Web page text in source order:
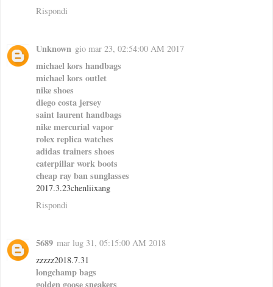
Rispondi
Unknown gio mar 23, 02:54:00 AM 2017
michael kors handbags
michael kors outlet
nike shoes
diego costa jersey
saint laurent handbags
nike mercurial vapor
rolex replica watches
adidas trainers shoes
caterpillar work boots
cheap ray ban sunglasses
2017.3.23chenliixang
Rispondi
5689 mar lug 31, 05:15:00 AM 2018
zzzzz2018.7.31
longchamp bags
golden goose sneakers